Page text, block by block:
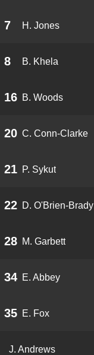
7 H. Jones
8 B. Khela
16 B. Woods
20 C. Conn-Clarke
21 P. Sykut
22 D. O'Brien-Brady
28 M. Garbett
34 E. Abbey
35 E. Fox
J. Andrews